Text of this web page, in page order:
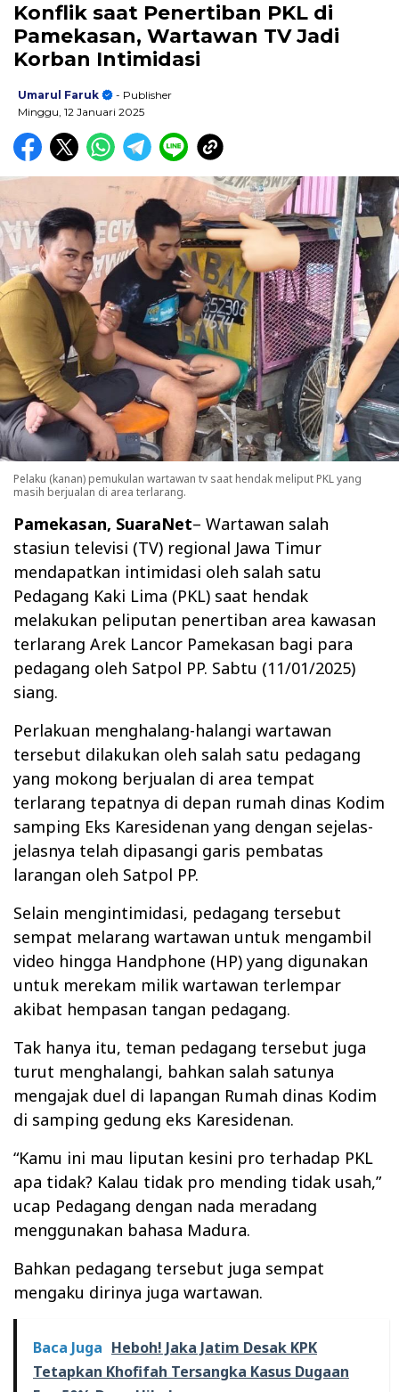
Konflik saat Penertiban PKL di
Pamekasan, Wartawan TV Jadi
Korban Intimidasi
Umarul Faruk
- Publisher
Minggu, 12 Januari 2025
Pelaku (kanan) pemukulan wartawan tv saat hendak meliput PKL yang
masih berjualan di area terlarang.
Pamekasan, SuaraNet– Wartawan salah
stasiun televisi (TV) regional Jawa Timur
mendapatkan intimidasi oleh salah satu
Pedagang Kaki Lima (PKL) saat hendak
melakukan peliputan penertiban area kawasan
terlarang Arek Lancor Pamekasan bagi para
pedagang oleh Satpol PP. Sabtu (11/01/2025)
siang.
Perlakuan menghalang-halangi wartawan
tersebut dilakukan oleh salah satu pedagang
yang mokong berjualan di area tempat
terlarang tepatnya di depan rumah dinas Kodim
samping Eks Karesidenan yang dengan sejelas-
jelasnya telah dipasangi garis pembatas
larangan oleh Satpol PP.
Selain mengintimidasi, pedagang tersebut
sempat melarang wartawan untuk mengambil
video hingga Handphone (HP) yang digunakan
untuk merekam milik wartawan terlempar
akibat hempasan tangan pedagang.
Tak hanya itu, teman pedagang tersebut juga
turut menghalangi, bahkan salah satunya
mengajak duel di lapangan Rumah dinas Kodim
di samping gedung eks Karesidenan.
“Kamu ini mau liputan kesini pro terhadap PKL
apa tidak? Kalau tidak pro mending tidak usah,”
ucap Pedagang dengan nada meradang
menggunakan bahasa Madura.
Bahkan pedagang tersebut juga sempat
mengaku dirinya juga wartawan.
Baca Juga Heboh! Jaka Jatim Desak KPK
Tetapkan Khofifah Tersangka Kasus Dugaan